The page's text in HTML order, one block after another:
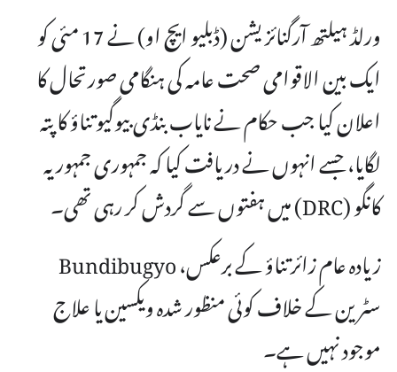
ورلڈ ہیلتھ آرگنائزیشن (ڈبلیو ایچ او) نے 17 مئی کو
ایک بین الاقوامی صحت عامہ کی ہنگامی صورتحال کا
اعلان کیا جب حکام نے نایاب بنڈی بیوگیو تناؤ کا پتہ
لگایا، جسے انہوں نے دریافت کیا کہ جمہوری جمہوریہ
کانگو (DRC) میں ہفتوں سے گردش کر رہی تھی۔
زیادہ عام زائر تناؤ کے برعکس، Bundibugyo
سٹرین کے خلاف کوئی منظور شدہ ویکسین یا علاج
موجود نہیں ہے۔